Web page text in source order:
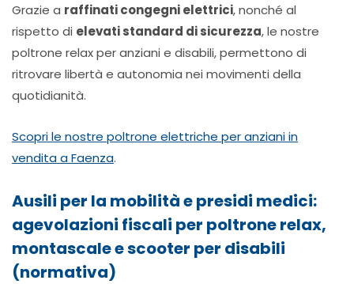
Grazie a raffinati congegni elettrici, nonché al
rispetto di elevati standard di sicurezza, le nostre
poltrone relax per anziani e disabili, permettono di
ritrovare libertà e autonomia nei movimenti della
quotidianità.
Scopri le nostre poltrone elettriche per anziani in
vendita a Faenza.
Ausili per la mobilità e presidi medici:
agevolazioni fiscali per poltrone relax,
montascale e scooter per disabili
(normativa)